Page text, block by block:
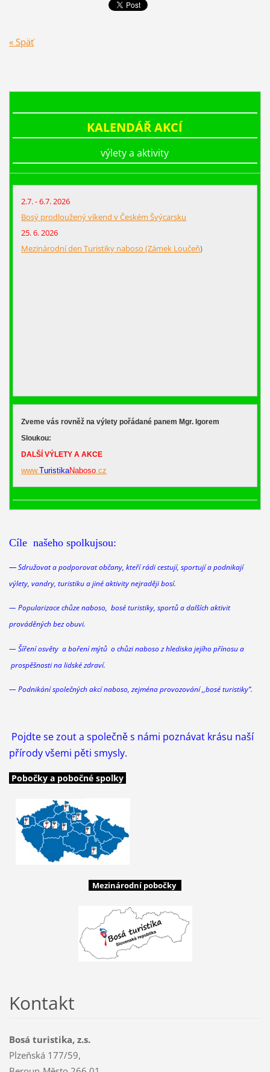
« Späť
KALENDÁŘ AKCÍ
výlety a aktivity
2.7. - 6.7. 2026
Bosý prodloužený víkend v Českém Švýcarsku
25. 6. 2026
Mezinárodní den Turistiky naboso (Zámek Loučeň)
Zveme vás rovněž na výlety pořádané panem Mgr. Igorem
Sloukou:
DALŠÍ VÝLETY A AKCE
www.TuristikaNaboso .cz
Cíle našeho spolkujsou:
—Sdružovat a podporovat občany, kteří rádi cestují, sportují a podnikají
výlety, vandry, turistiku a jiné aktivity nejraději bosí.
— Popularizace chůze naboso, bosé turistiky, sportů a dalších aktivit
prováděných bez obuvi.
— Šíření osvěty a boření mýtů o chůzinabosoz hlediska jejího přínosu a
prospěšnosti na lidské zdraví.
— Podnikání společných akcínaboso, zejména provozování ,,bosé turistiky“.
Pojdte se zout a společně s námi poznávat krásu naší
přírody všemi pěti smysly.
Pobočky a pobočné spolky
Mezinárodní pobočky
Kontakt
Bosá turistika, z.s.
Plzeňská 177/59,